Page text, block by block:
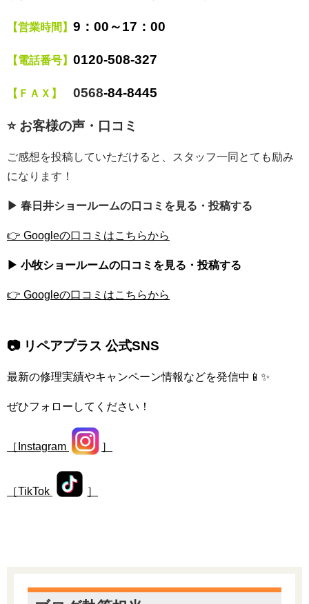
【営業時間】 9 ：00～17：00
【電話番号】 0120‐508‐327
【ＦＡＸ】 0568‐84‐8445
⭐ お客様の声・口コミ
ご感想を投稿していただけると、スタッフ一同とても励み
になります！
▶ 春日井ショールームの口コミを見る・投稿する
👉 Googleの口コミはこちらから
▶ 小牧ショールームの口コミを見る・投稿する
👉 Googleの口コミはこちらから
📷 リペアプラス 公式SNS
最新の修理実績やキャンペーン情報などを発信中📱✨
ぜひフォローしてください！
［Instagram ］
［TikTok ］